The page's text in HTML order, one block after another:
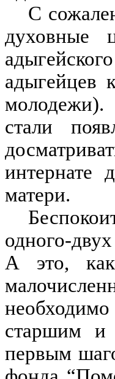
С
духовные
адыгейцев
молодежи).
стали
интернате
матери.
одного-
А это, как
необходимо
старшим и
первым